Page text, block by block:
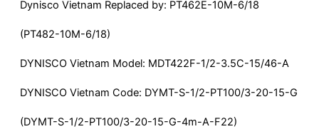
Dynisco Vietnam Replaced by: PT462E-10M-6/18
(PT482-10M-6/18)
DYNISCO Vietnam Model: MDT422F-1/2-3.5C-15/46-A
DYNISCO Vietnam Code: DYMT-S-1/2-PT100/3-20-15-G
(DYMT-S-1/2-PT100/3-20-15-G-4m-A-F22)